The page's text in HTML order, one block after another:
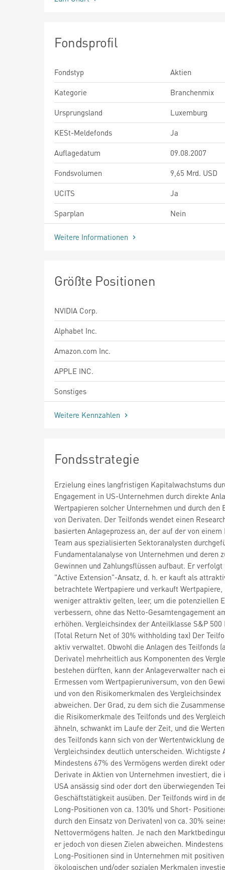
Fondsprofil
Fondstyp
Aktien
Kategorie
Branchenmix
Ursprungsland
Luxemburg
KESt-Meldefonds
Ja
Auflagedatum
09.08.2007
Fondsvolumen
9,65 Mrd. USD
UCITS
Ja
Sparplan
Nein
Weitere Informationen
Größte Positionen
NVIDIA Corp.
Alphabet Inc.
Amazon.com Inc.
APPLE INC.
Sonstiges
Weitere Kennzahlen
Fondsstrategie
Erzielung eines langfristigen Kapitalwachstums
Engagement in US-Unternehmen durch direkte
Wertpapieren solcher Unternehmen und durch den
von Derivaten. Der Teilfonds wendet einen
basierten Anlageprozess an, der auf der von einem
Team aus spezialisierten Sektoranalysten
Fundamentalanalyse von Unternehmen und deren
Gewinnen und Zahlungsflüssen aufbaut. Er verfolgt
"Active Extension"-Ansatz, d. h. er kauft als
betrachtete Wertpapiere und verkauft Wertpapiere,
weniger attraktiv gelten, leer, um die potenziellen
verbessern, ohne das Netto-Gesamtengagement
erhöhen. Vergleichsindex der Anteilklasse S&P 500
(Total Return Net of 30% withholding tax) Der
aktiv verwaltet. Obwohl die Anlagen des Teilfonds
Derivate) mehrheitlich aus Komponenten des
bestehen dürften, kann der Anlageverwalter nach
Ermessen vom Wertpapieruniversum, von den
und von den Risikomerkmalen des Vergleichsindex
abweichen. Der Grad, zu dem sich die
die Risikomerkmale des Teilfonds und des
ähneln, schwankt im Laufe der Zeit, und die
des Teilfonds kann sich von der Wertentwicklung
Vergleichsindex deutlich unterscheiden. Wichtigste
Mindestens 67% des Vermögens werden direkt
Derivate in Aktien von Unternehmen investiert, die
USA ansässig sind oder dort den überwiegenden
Geschäftstätigkeit ausüben. Der Teilfonds wird in
Long-Positionen von ca. 130% und Short-
durch den Einsatz von Derivaten) von ca. 30%
Nettovermögens halten. Je nach den
er jedoch von diesen Zielen abweichen.
Long-Positionen sind in Unternehmen mit positiven
ökologischen und/oder sozialen Merkmalen